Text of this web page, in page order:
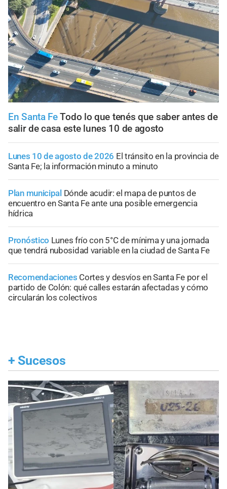
En Santa FeTodo lo que tenés que saber antes de
salir de casa este lunes 10 de agosto
Lunes 10 de agosto de 2026 El tránsito en la provincia de
Santa Fe; la información minuto a minuto
Plan municipal Dónde acudir: el mapa de puntos de
encuentro en Santa Fe ante una posible emergencia
hídrica
Pronóstico Lunes frío con 5°C de mínima y una jornada
que tendrá nubosidad variable en la ciudad de Santa Fe
Recomendaciones Cortes y desvíos en Santa Fe por el
partido de Colón: qué calles estarán afectadas y cómo
circularán los colectivos
+ Sucesos